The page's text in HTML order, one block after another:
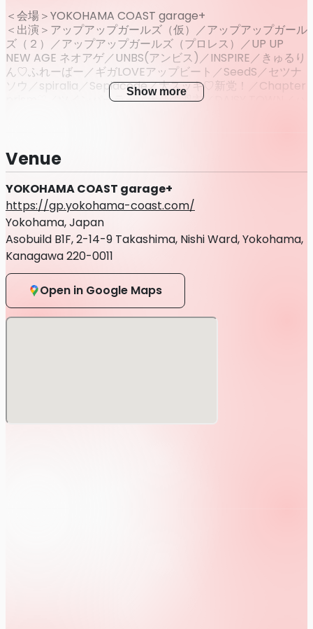
＜会場＞YOKOHAMA COAST garage+
＜出演＞アップアップガールズ（仮）／アップアップガール
ズ（２）／アップアップガールズ（プロレス）／UP UP
NEW AGE ネオアゲ／UNBS(アンビス)／INSPIRE／きゅるり
ん♡ふれーばー／ギガLOVEアップビート／SeedS／セツナ
ソウ／spiralia／Sepiacode／大スッキ♡新党！／Chapter
prism♡／ツインパーラー／天使の羽衣／DAISY TOWN／ハ
＜チケット情報＞
・前売券
VIP10,000円／一般2500円
・当日券
VIP11,000円／一般3500円
※入場時別途ドリンク代がかかります
※VIPチケットは前方VIP専用エリアにて観覧いただけます
※女性入場無料・学生入場無料(VIPエリアへの入場はVIP
チケットが必要になります)
なお、女性・学生のお客様が誤ってチケットをご購入された
申し出ください。学生の方はエントランスで学生証のご提示
Show more
Venue
YOKOHAMA COAST garage+
https://gp.yokohama-coast.com/
Yokohama, Japan
Asobuild B1F, 2-14-9 Takashima, Nishi Ward, Yokohama,
Kanagawa 220-0011
Open in Google Maps